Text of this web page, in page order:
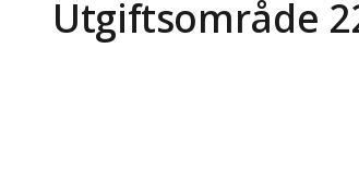
Utgiftsområde